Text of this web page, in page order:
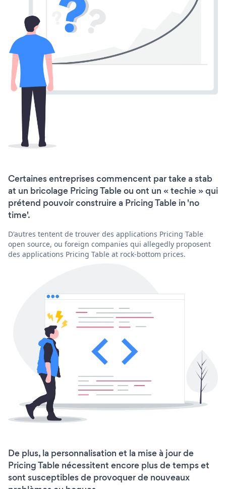
Certaines entreprises commencent par take a stab
at un bricolage Pricing Table ou ont un « techie » qui
prétend pouvoir construire a Pricing Table in 'no
time'.
D'autres tentent de trouver des applications Pricing Table
open source, ou foreign companies qui allegedly proposent
des applications Pricing Table at rock-bottom prices.
De plus, la personnalisation et la mise à jour de
Pricing Table nécessitent encore plus de temps et
sont susceptibles de provoquer de nouveaux